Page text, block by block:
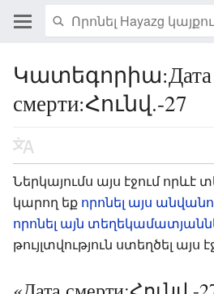
Կատեգորիա:Дата
смерти:Հունվ.-27
Ներկայումս այս էջում որևէ
կարող եք որոնել այս
որոնել այն
թույլտվություն ստեղծել այս